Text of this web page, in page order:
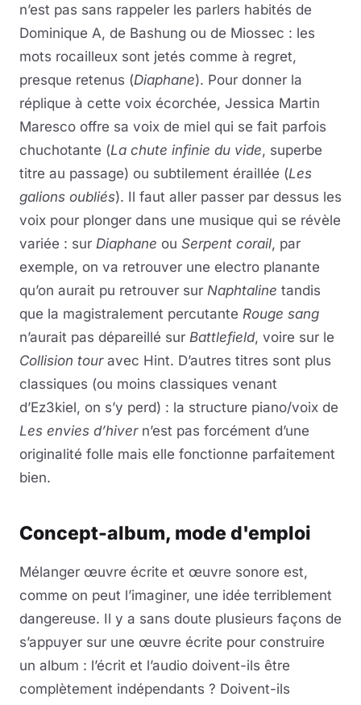
n’est pas sans rappeler les parlers habités de
Dominique A, de Bashung ou de Miossec : les
mots rocailleux sont jetés comme à regret,
presque retenus (Diaphane). Pour donner la
réplique à cette voix écorchée, Jessica Martin
Maresco offre sa voix de miel qui se fait parfois
chuchotante (La chute infinie du vide, superbe
titre au passage) ou subtilement éraillée (Les
galions oubliés). Il faut aller passer par dessus les
voix pour plonger dans une musique qui se révèle
variée : sur Diaphane ou Serpent corail, par
exemple, on va retrouver une electro planante
qu’on aurait pu retrouver sur Naphtaline tandis
que la magistralement percutante Rouge sang
n’aurait pas dépareillé sur Battlefield, voire sur le
Collision touravec Hint. D’autres titres sont plus
classiques (ou moins classiques venant
d’Ez3kiel, on s’y perd) : la structure piano/voix de
Les envies d’hivern’est pas forcément d’une
originalité folle mais elle fonctionne parfaitement
bien.
Concept-album, mode d'emploi
Mélanger œuvre écrite et œuvre sonore est,
comme on peut l’imaginer, une idée terriblement
dangereuse. Il y a sans doute plusieurs façons de
s’appuyer sur une œuvre écrite pour construire
un album : l’écrit et l’audio doivent-ils être
complètement indépendants ? Doivent-ils